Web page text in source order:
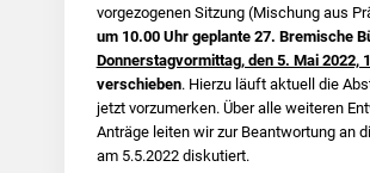
vorgezogenen Sitzung (Mischung aus
um 10.00 Uhr geplante 27. Bremische
Donnerstagvormittag, den 5. Mai 2022,
verschieben. Hierzu läuft aktuell die
jetzt vorzumerken. Über alle weiteren
Anträge leiten wir zur Beantwortung an
am 5.5.2022 diskutiert.